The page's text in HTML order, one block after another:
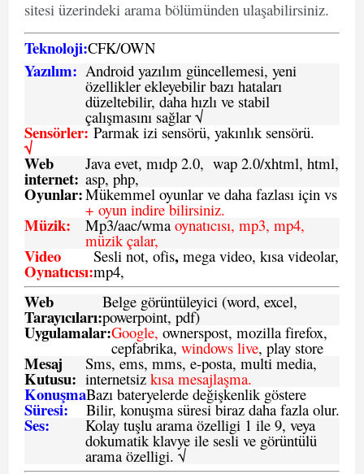
sitesi üzerindeki arama bölümünden ulaşabilirsiniz.
Teknoloji:CFK/OWN
Yazılım: Android yazılım güncellemesi, yeni
özellikler ekleyebilir bazı hataları
düzeltebilir, daha hızlı ve stabil
çalışmasını sağlar √
Sensörler:
√
Parmak izi sensörü, yakınlık sensörü.
Web
internet:
Java evet, mıdp 2.0, wap 2.0/xhtml, html,
asp, php,
Oyunlar:Mükemmel oyunlar ve daha fazlası için vs
+ oyun indire bilirsiniz.
Müzik: Mp3/aac/wmaoynatıcısı, mp3, mp4,
müzik çalar,
Video
Oynatıcısı:
Sesli not, ofis, mega video, kısa videolar,
mp4,
Web
Tarayıcıları:
Belge görüntüleyici (word, excel,
powerpoint, pdf)
Uygulamalar:Google, ownerspost, mozilla firefox,
cepfabrika, windows live, play store
Mesaj
Kutusu:
Sms, ems, mms, e-posta, multi media,
internetsiz kısa mesajlaşma.
Konuşma
Süresi:
Bazı bateryelerde değişkenlik göstere
Bilir, konuşma süresi biraz daha fazla olur.
Ses: Kolay tuşlu arama özelligi 1 ile 9, veya
dokumatik klavye ile sesli ve görüntülü
arama özelligi. √